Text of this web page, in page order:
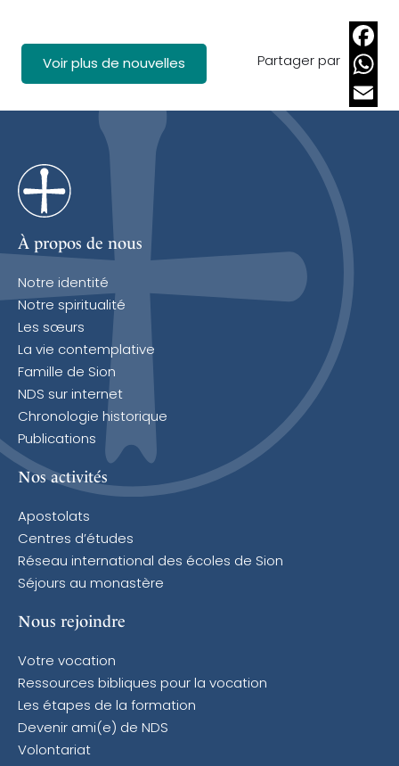
Voir plus de nouvelles Partager par
À propos de nous
Notre identité
Notre spiritualité
Les sœurs
La vie contemplative
Famille de Sion
NDS sur internet
Chronologie historique
Publications
Nos activités
Apostolats
Centres d’études
Réseau international des écoles de Sion
Séjours au monastère
Nous rejoindre
Votre vocation
Ressources bibliques pour la vocation
Les étapes de la formation
Devenir ami(e) de NDS
Volontariat